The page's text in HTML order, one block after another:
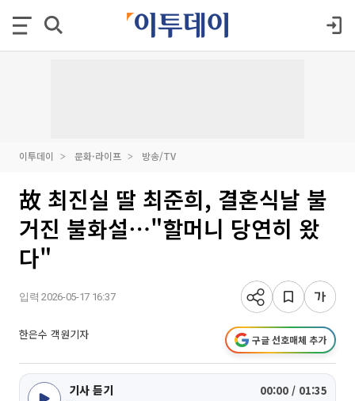
이투데이 문화·라이프 방송/TV
故 최진실 딸 최준희, 결혼식날 불
거진 불화설⋯"할머니 당연히 왔
다"
입력 2026-05-17 16:37
한은수 객원기자 구글 선호매체 추가
기사 듣기 00:00 / 01:35